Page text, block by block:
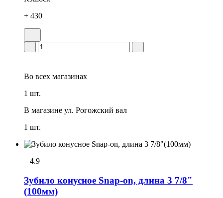
+ 430
Во всех магазинах
1 шт.
В магазине ул. Рогожский вал
1 шт.
4.9
Зубило конусное Snap-on, длина 3 7/8"
(100мм)